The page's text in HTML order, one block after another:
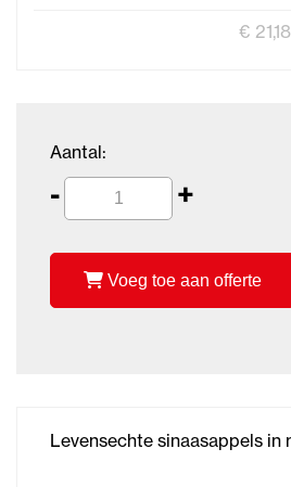
€
Aantal:
- +
Voeg toe aan offerte
Levensechte sinaasappels in